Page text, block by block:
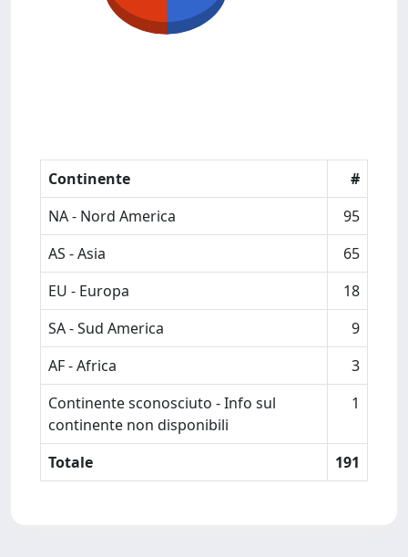
Continente
#
NA - Nord America
95
AS - Asia
65
EU - Europa
18
SA - Sud America
9
AF - Africa
3
Continente sconosciuto - Info sul
continente non disponibili
1
Totale 191